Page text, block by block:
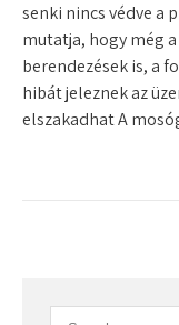
senki nincs védve a
mutatja, hogy még
berendezések is, a
hibát jeleznek az
elszakadhat A